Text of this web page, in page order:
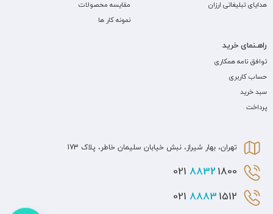
هدایای تبلیغاتی ارزان
مقایسه محصولات
نمونه کار ها
راهـنمای خرید
توافق نامه همکاری
حساب کاربری
سبد خرید
پرداخت
تهران، بهار شیراز، نبش خیابان سلیمان خاطر، پلاک 173
8832 1800 021
8883 1512 021